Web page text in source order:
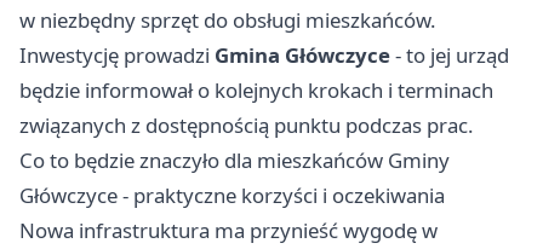
w niezbędny sprzęt do obsługi mieszkańców.
Inwestycję prowadzi Gmina Główczyce- to jej urząd
będzie informował o kolejnych krokach i terminach
związanych z dostępnością punktu podczas prac.
Co to będzie znaczyło dla mieszkańców Gminy
Główczyce - praktyczne korzyści i oczekiwania
Nowa infrastruktura ma przynieść wygodę w